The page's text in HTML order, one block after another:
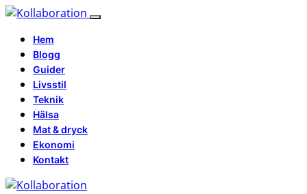
Hem
Blogg
Guider
Livsstil
Teknik
Hälsa
Mat & dryck
Ekonomi
Kontakt